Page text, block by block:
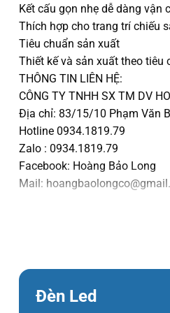
Kết cấu gọn nhẹ dễ dàng vận
Thích hợp cho trang trí chiếu
Tiêu chuẩn sản xuất
Thiết kế và sản xuất theo tiêu
THÔNG TIN LIÊN HỆ:
CÔNG TY TNHH SX TM DV
Địa chỉ: 83/15/10 Phạm Văn
Hotline 0934.1819.79
Zalo : 0934.1819.79
Facebook: Hoàng Bảo Long
Mail:
Đèn Led